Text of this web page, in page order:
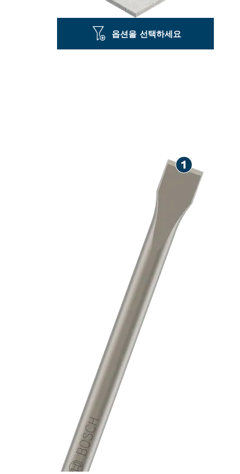
옵션을 선택하세요